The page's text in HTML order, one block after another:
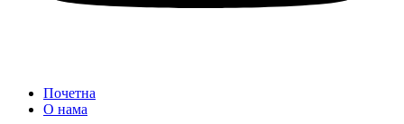
Почетна
О нама